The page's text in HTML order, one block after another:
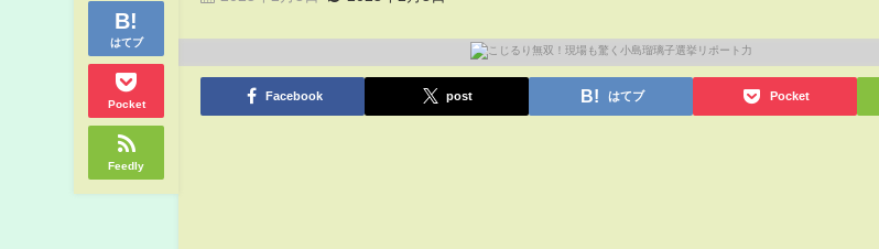
はてブ
Pocket
Feedly
Facebook post はてブ Pocket